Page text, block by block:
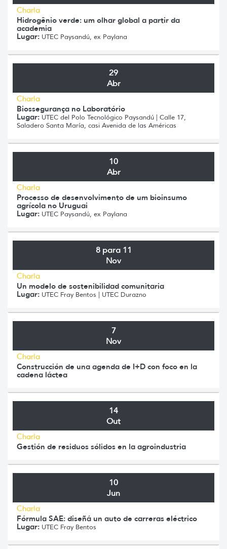
Charla
Hidrogênio verde: um olhar global a partir da
academia
Lugar: UTEC Paysandú, ex Paylana
29
Abr
Charla
Biossegurança no Laboratório
Lugar: UTEC del Polo Tecnológico Paysandú | Calle 17,
Saladero Santa María, casi Avenida de las Américas
10
Abr
Charla
Processo de desenvolvimento de um bioinsumo
agrícola no Uruguai
Lugar: UTEC Paysandú, ex Paylana
8 para 11
Nov
Charla
Un modelo de sostenibilidad comunitaria
Lugar: UTEC Fray Bentos | UTEC Durazno
7
Nov
Charla
Construcción de una agenda de I+D con foco en la
cadena láctea
14
Out
Charla
Gestión de residuos sólidos en la agroindustria
10
Jun
Charla
Fórmula SAE: diseñá un auto de carreras eléctrico
Lugar: UTEC Fray Bentos